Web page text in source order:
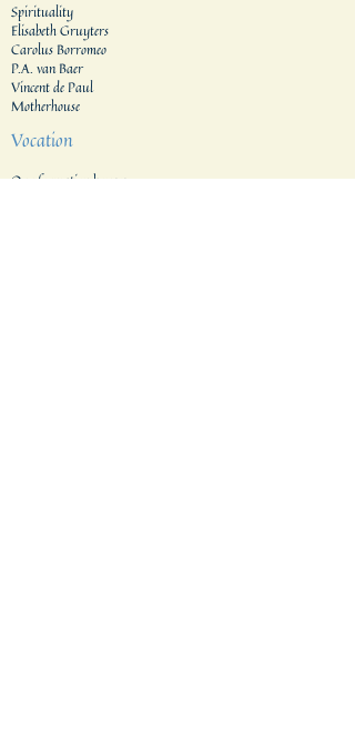
Spirituality
Elisabeth Gruyters
Carolus Borromeo
P.A. van Baer
Vincent de Paul
Motherhouse
Vocation
Our formation houses